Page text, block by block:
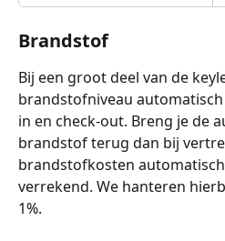
Brandstof
Bij een groot deel van de
brandstofniveau
in en check-out. Breng je de
brandstof terug dan bij
brandstofkosten
verrekend. We hanteren
1%.